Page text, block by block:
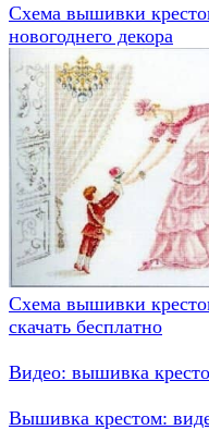
Схема вышивки
новогоднего декора
Схема вышивки
скачать бесплатно
Видео: вышивка
Вышивка крестом: